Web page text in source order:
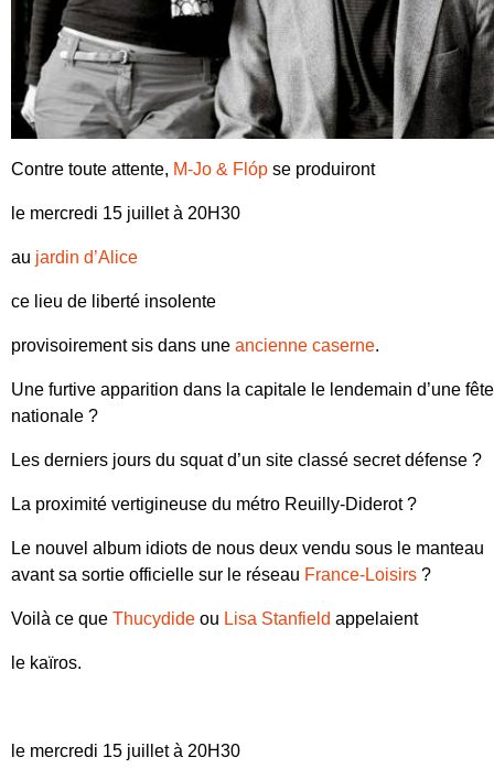
Contre toute attente, M-Jo & Flóp se produiront
le mercredi 15 juillet à 20H30
au jardin d’Alice
ce lieu de liberté insolente
provisoirement sis dans une ancienne caserne.
Une furtive apparition dans la capitale le lendemain d’une fête
nationale ?
Les derniers jours du squat d’un site classé secret défense ?
La proximité vertigineuse du métro Reuilly-Diderot ?
Le nouvel album idiots de nous deux vendu sous le manteau
avant sa sortie officielle sur le réseau France-Loisirs ?
Voilà ce que Thucydide ou Lisa Stanfield appelaient
le kaïros.
le mercredi 15 juillet à 20H30